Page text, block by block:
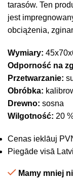
tarasów. Ten
jest
obciążenia,
Wymiary:
Odporność na
Przetwarzanie:
Obróbka:
Drewno: sosna
Wilgotność: 20
Cenas ieklāuj
Piegāde visā
Mamy mniej